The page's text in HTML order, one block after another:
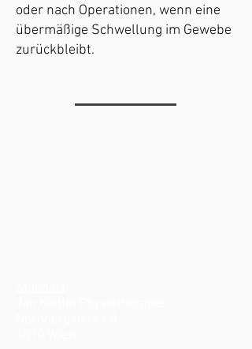
oder nach Operationen, wenn eine
übermäßige Schwellung im Gewebe
zurückbleibt.